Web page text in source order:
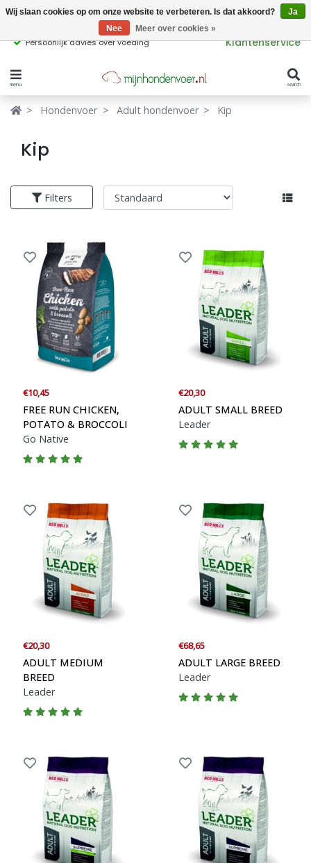
Persoonlijk advies over voeding Klantenservice
menu search
Verbergen
Kattenvoer
Snacks
Ingrediënten
Blogs
Inloggen
Verbergen
glutenvrij hondenvoer graanvrij hondenvoer
Hondenvoer Adult hondenvoer Kip
Kip
Filters
€10,45
FREE RUN CHICKEN,
POTATO & BROCCOLI
Go Native
€20,30
ADULT SMALL BREED
Leader
€20,30
ADULT MEDIUM
BREED
Leader
€68,65
ADULT LARGE BREED
Leader
Wij slaan cookies op om onze website te verbeteren. Is dat akkoord?
Ja
Nee
Meer over cookies »